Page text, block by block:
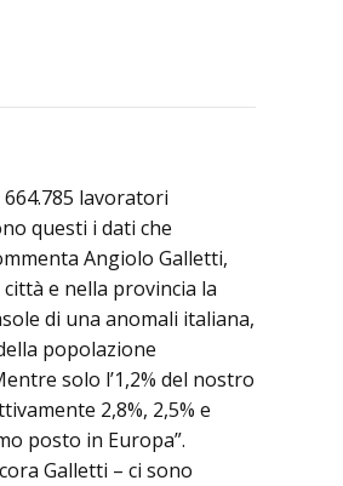
lavoratori
questi i dati che
Angiolo Galletti,
e nella provincia la
di una anomali italiana,
popolazione
solo l’1,2% del nostro
2,8%, 2,5% e
posto in Europa”.
Galletti – ci sono